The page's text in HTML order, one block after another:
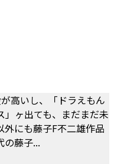
高いし、「ドラえもん
」ヶ出ても、まだまだ未
にも藤子F不二雄作品
の藤子...